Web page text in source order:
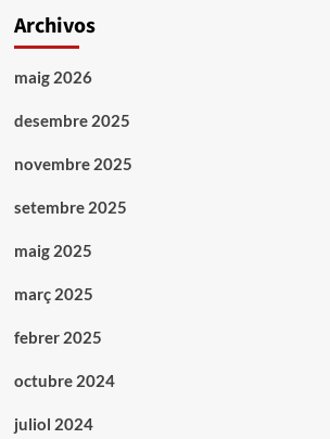
Archivos
maig 2026
desembre 2025
novembre 2025
setembre 2025
maig 2025
març 2025
febrer 2025
octubre 2024
juliol 2024